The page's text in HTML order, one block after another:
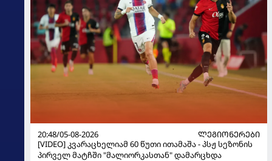
20:48/05-08-2026
ᲚᲔᲒᲘᲝᲜᲔᲠᲔᲑᲘ
[VIDEO] კვარაცხელიამ 60 წუთი ითამაშა - პსჟ სეზონის
პირველ მატჩში "მალიორკასთან" დამარცხდა